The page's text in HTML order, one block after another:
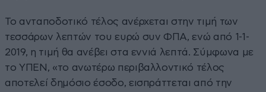
Το ανταποδοτικό τέλος ανέρχεται στην τιμή των
τεσσάρων λεπτών του ευρώ συν ΦΠΑ, ενώ από 1-1-
2019, η τιμή θα ανέβει στα εννιά λεπτά. Σύμφωνα με
το ΥΠΕΝ, «το ανωτέρω περιβαλλοντικό τέλος
αποτελεί δημόσιο έσοδο, εισπράττεται από την